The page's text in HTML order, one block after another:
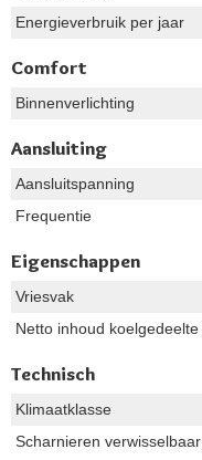
Energieverbruik per jaar
Comfort
Binnenverlichting
Aansluiting
Aansluitspanning
Frequentie
Eigenschappen
Vriesvak
Netto inhoud koelgedeelte
Technisch
Klimaatklasse
Scharnieren verwisselbaar